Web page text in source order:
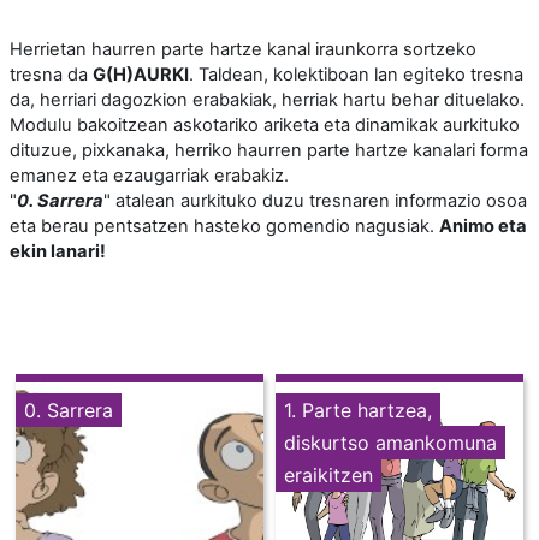
Herrietan haurren parte hartze kanal iraunkorra sortzeko
tresna da G(H)AURKI. Taldean, kolektiboan lan egiteko tresna
da, herriari dagozkion erabakiak, herriak hartu behar dituelako.
Modulu bakoitzean askotariko ariketa eta dinamikak aurkituko
dituzue, pixkanaka, herriko haurren parte hartze kanalari forma
emanez eta ezaugarriak erabakiz.
"0. Sarrera" atalean aurkituko duzu tresnaren informazio osoa
eta berau pentsatzen hasteko gomendio nagusiak. Animo eta
ekin lanari!
0. Sarrera
1. Parte hartzea,
diskurtso amankomuna
eraikitzen